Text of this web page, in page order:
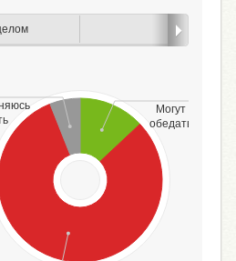
Пол
Могут
обедать вне